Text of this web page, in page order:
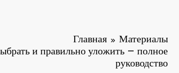
Главная
Материалы
и правильно уложить – полное
руководство